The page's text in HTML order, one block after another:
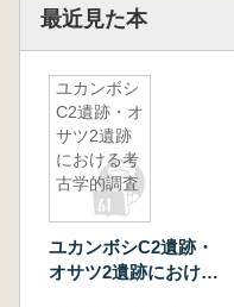
最近見た本
ユカンボシ
C2遺跡・オ
サツ2遺跡
における考
古学的調査
ユカンボシC2遺跡・
オサツ2遺跡における